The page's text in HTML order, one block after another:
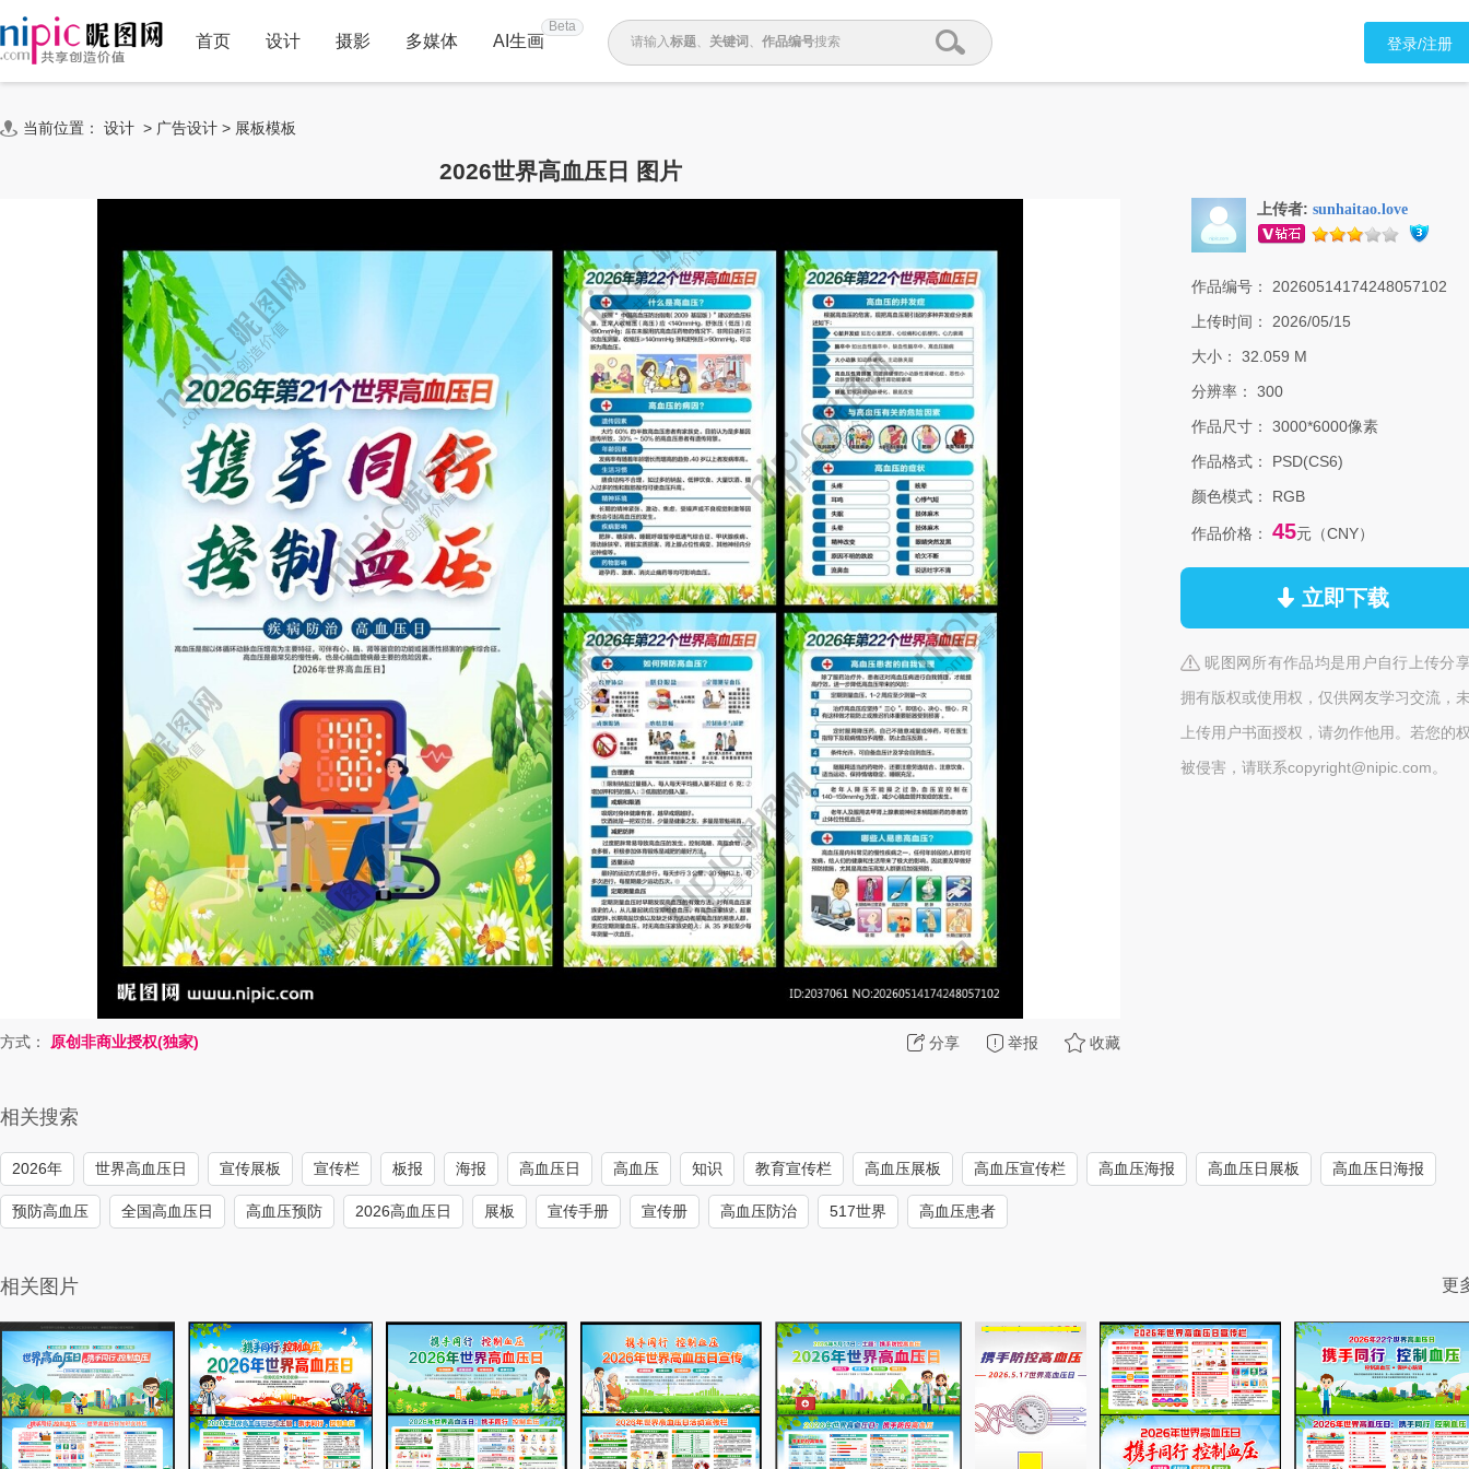
首页 设计 摄影 多媒体 AI生画
Beta
请输入标题、 关键词 、 作品编号搜索 登录/注册
当前位置： 设计 > 广告设计 > 展板模板
2026世界高血压日 图片
分享 举报 收藏
方式： 原创非商业授权(独家)
上传者: sunhaitao.love
作品编号：
20260514174248057102
上传时间：
2026/05/15
大小：
32.059 M
分辨率：
300
作品尺寸：
3000*6000像素
作品格式：
PSD(CS6)
颜色模式：
RGB
作品价格： 45元（CNY）
立即下载
昵图网所有作品均是用户自行上传分
拥有版权或使用权，仅供网友学习交流，
上传用户书面授权，请勿作他用。若您的
被侵害，请联系copyright@nipic.com。
相关搜索
2026年 世界高血压日 宣传展板 宣传栏 板报 海报 高血压日 高血压 知识 教育宣传栏 高血压展板 高血压宣传栏 高血压海报 高血压日展板 高血压日海报
预防高血压 全国高血压日 高血压预防 2026高血压日 展板 宣传手册 宣传册 高血压防治 517世界 高血压患者
相关图片 更